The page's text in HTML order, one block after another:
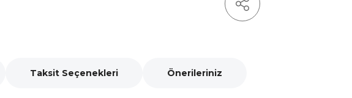
Taksit Seçenekleri Önerileriniz